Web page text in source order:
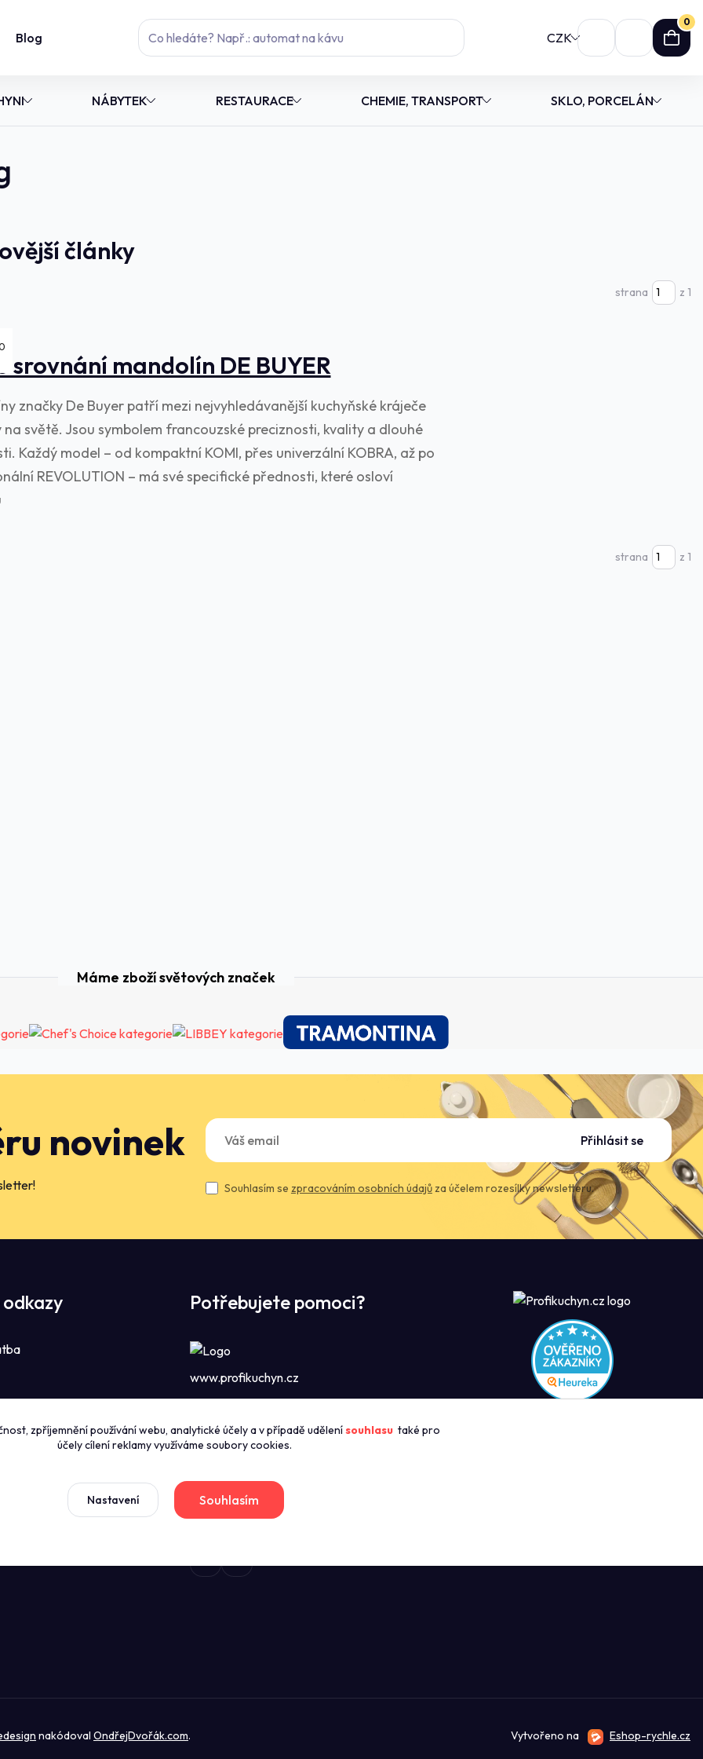
Blog CZK
0
NÁBYTEK RESTAURACE CHEMIE, TRANSPORT SKLO, PORCELÁN
články
strana z 1
srovnání mandolín DE BUYER
značky De Buyer patří mezi nejvyhledávanější kuchyňské kráječe
na světě. Jsou symbolem francouzské preciznosti, kvality a dlouhé
Každý model – od kompaktní KOMI, přes univerzální KOBRA, až po
REVOLUTION – má své specifické přednosti, které osloví
strana z 1
novinek Přihlásit se
Souhlasím se zpracováním osobních údajůza účelem rozesílky newsletteru.
Máme zboží světových značek
Potřebujete pomoci?
www.profikuchyn.cz
+420774421626
sales@profikuchyn.cz
nakódoval OndřejDvořák.com. Vytvořeno na Eshop-rychle.cz
zpříjemnění používání webu, analytické účely a v případě udělenísouhlasu také pro
účely cílení reklamy využíváme soubory cookies.
Nastavení Souhlasím